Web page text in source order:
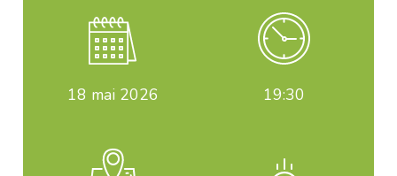
18 mai 2026 19:30